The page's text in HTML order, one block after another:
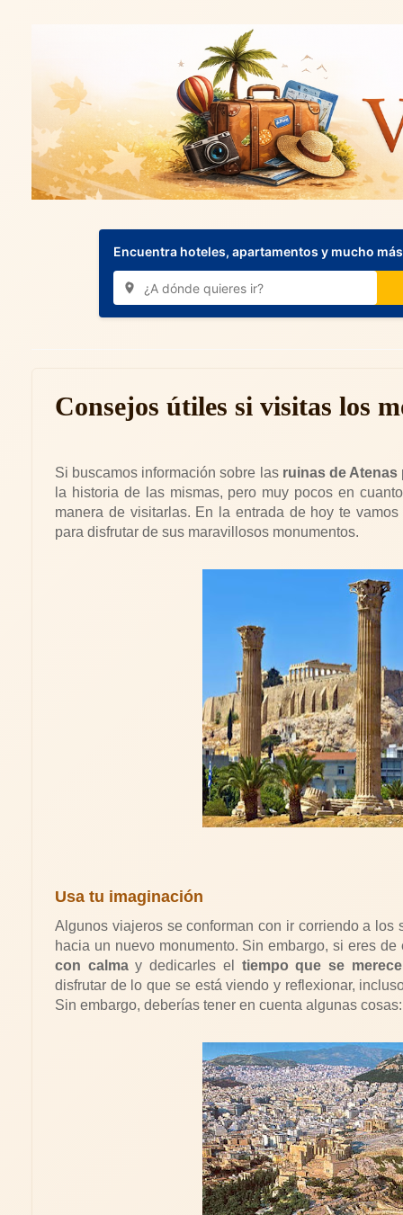
Encuentra hoteles, apartamentos y mucho
Consejos útiles si visitas los
Si buscamos información sobre lasruinas de Atenas
la historia de las mismas, pero muy pocos en
manera de visitarlas. En la entrada de hoy te
para disfrutar de sus maravillosos monumentos.
Usa tu imaginación
Algunos viajeros se conforman con ir corriendo a
hacia un nuevo monumento. Sin embargo, si eres
con calmay dedicarles el tiempo que se
disfrutar de lo que se está viendo y reflexionar,
Sin embargo, deberías tener en cuenta algunas cosas: